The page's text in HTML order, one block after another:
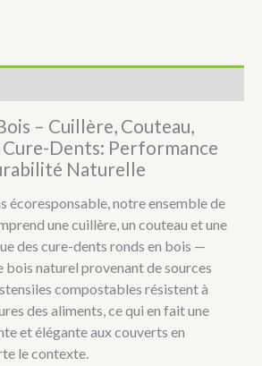
– Cuillère, Couteau,
Dents: Performance
Naturelle
écoresponsable, notre ensemble de
une cuillère, un couteau et une
des cure-dents ronds en bois —
naturel provenant de sources
compostables résistent à
des aliments, ce qui en fait une
et élégante aux couverts en
le contexte.